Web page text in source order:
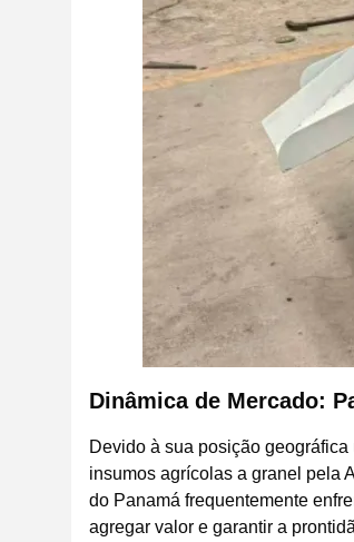
Dinâmica de Mercado:
Devido à sua posição geográfica
insumos agrícolas a granel pela
do Panamá frequentemente
agregar valor e garantir a